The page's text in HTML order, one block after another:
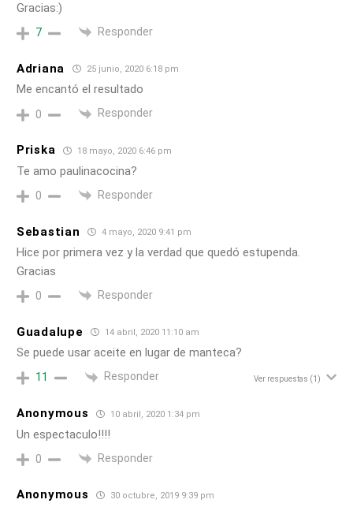
Gracias:)
7 Responder
Adriana 25 junio, 2020 6:18 pm
Me encantó el resultado
0 Responder
Priska 18 mayo, 2020 6:46 pm
Te amo paulinacocina?
0 Responder
Sebastian 4 mayo, 2020 9:41 pm
Hice por primera vez y la verdad que quedó estupenda.
Gracias
0 Responder
Guadalupe 14 abril, 2020 11:10 am
Se puede usar aceite en lugar de manteca?
11 Responder Ver respuestas (1)
Anonymous 10 abril, 2020 1:34 pm
Un espectaculo!!!!
0 Responder
Anonymous 30 octubre, 2019 9:39 pm